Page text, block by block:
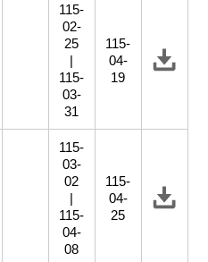
115-
02-
25
|
115-
03-
31
115-
04-
19
115-
03-
02
|
115-
04-
08
115-
04-
25